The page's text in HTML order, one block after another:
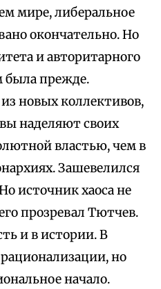
мире, либеральное
окончательно. Но
и авторитарного
была прежде.
новых коллективов,
наделяют своих
властью, чем в
Зашевелился
источник хаоса не
прозревал Тютчев.
и в истории. В
но
начало.